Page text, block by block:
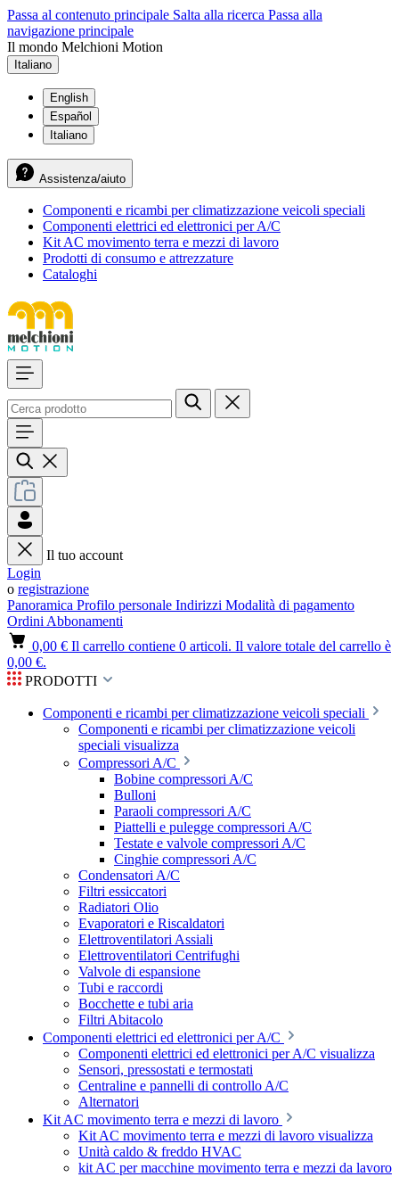
Passa al contenuto principale Salta alla ricerca Passa alla
navigazione principale
Il mondo Melchioni Motion
Italiano
English
Español
Italiano
Assistenza/aiuto
Componenti e ricambi per climatizzazione veicoli speciali
Componenti elettrici ed elettronici per A/C
Kit AC movimento terra e mezzi di lavoro
Prodotti di consumo e attrezzature
Cataloghi
Il tuo account
Login
o registrazione
Panoramica Profilo personale Indirizzi Modalità di pagamento
Ordini Abbonamenti
0,00 € Il carrello contiene 0 articoli. Il valore totale del carrello è
0,00 €.
PRODOTTI
Componenti e ricambi per climatizzazione veicoli speciali
Componenti e ricambi per climatizzazione veicoli
speciali visualizza
Compressori A/C
Bobine compressori A/C
Bulloni
Paraoli compressori A/C
Piattelli e pulegge compressori A/C
Testate e valvole compressori A/C
Cinghie compressori A/C
Condensatori A/C
Filtri essiccatori
Radiatori Olio
Evaporatori e Riscaldatori
Elettroventilatori Assiali
Elettroventilatori Centrifughi
Valvole di espansione
Tubi e raccordi
Bocchette e tubi aria
Filtri Abitacolo
Componenti elettrici ed elettronici per A/C
Componenti elettrici ed elettronici per A/C visualizza
Sensori, pressostati e termostati
Centraline e pannelli di controllo A/C
Alternatori
Kit AC movimento terra e mezzi di lavoro
Kit AC movimento terra e mezzi di lavoro visualizza
Unità caldo & freddo HVAC
kit AC per macchine movimento terra e mezzi da lavoro